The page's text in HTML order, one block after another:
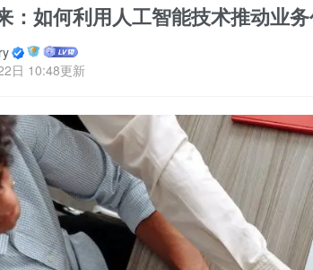
：如何利用人工智能技术推动业
日 10:48更新